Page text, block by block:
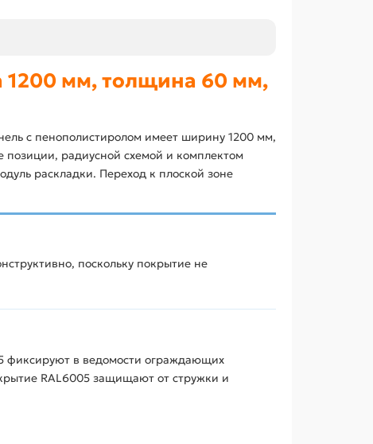
мм, толщина 60 мм,
с пенополистиролом имеет ширину 1200 мм,
радиусной схемой и комплектом
раскладки. Переход к плоской зоне
поскольку покрытие не
фиксируют в ведомости ограждающих
RAL6005 защищают от стружки и